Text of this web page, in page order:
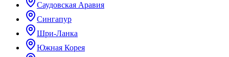
Саудовская Аравия
Сингапур
Шри-Ланка
Южная Корея